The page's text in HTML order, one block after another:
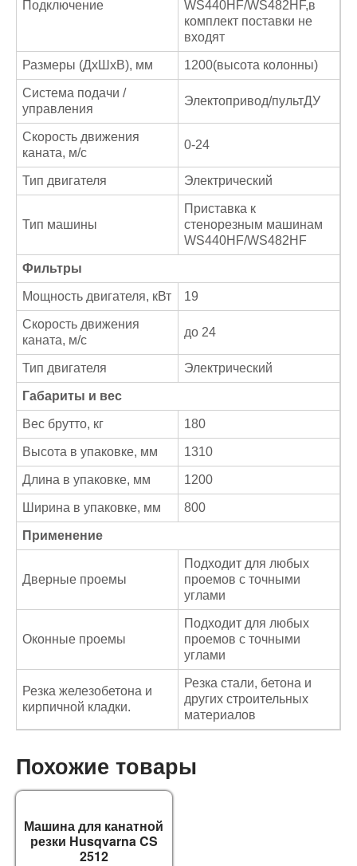
Подключение
WS440HF/WS482HF,в
комплект поставки не
входят
Размеры (ДхШхВ), мм 1200(высота колонны)
Система подачи /
управления
Электопривод/пультДУ
Скорость движения
каната, м/с
0-24
Тип двигателя Электрический
Тип машины
Приставка к
стенорезным машинам
WS440HF/WS482HF
Фильтры
Мощность двигателя, кВт 19
Скорость движения
каната, м/с
до 24
Тип двигателя Электрический
Габариты и вес
Вес брутто, кг 180
Высота в упаковке, мм 1310
Длина в упаковке, мм 1200
Ширина в упаковке, мм 800
Применение
Дверные проемы
Подходит для любых
проемов с точными
углами
Оконные проемы
Подходит для любых
проемов с точными
углами
Резка железобетона и
кирпичной кладки.
Резка стали, бетона и
других строительных
материалов
Похожие товары
Машина для канатной
резки Husqvarna CS
2512